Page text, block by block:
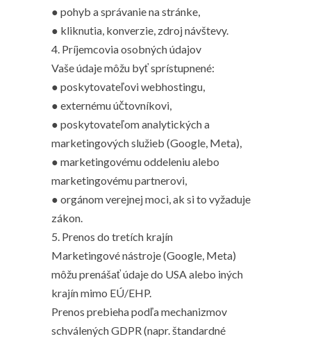
● pohyb a správanie na stránke,
● kliknutia, konverzie, zdroj návštevy.
4. Príjemcovia osobných údajov
Vaše údaje môžu byť sprístupnené:
● poskytovateľovi webhostingu,
● externému účtovníkovi,
● poskytovateľom analytických a
marketingových služieb (Google, Meta),
● marketingovému oddeleniu alebo
marketingovému partnerovi,
● orgánom verejnej moci, ak si to vyžaduje
zákon.
5. Prenos do tretích krajín
Marketingové nástroje (Google, Meta)
môžu prenášať údaje do USA alebo iných
krajín mimo EÚ/EHP.
Prenos prebieha podľa mechanizmov
schválených GDPR (napr. štandardné